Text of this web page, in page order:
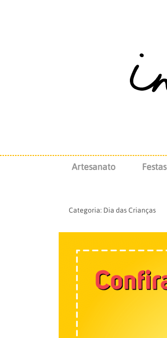
Artesanato Festas
Categoria: Dia das Crianças